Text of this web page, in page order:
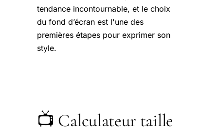
tendance incontournable, et le choix
du fond d’écran est l'une des
premières étapes pour exprimer son
style.
📺 Calculateur taille